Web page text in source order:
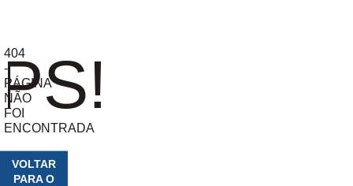
404
-
PÁGINA
NÃO
FOI
ENCONTRADA
VOLTAR
PARA O